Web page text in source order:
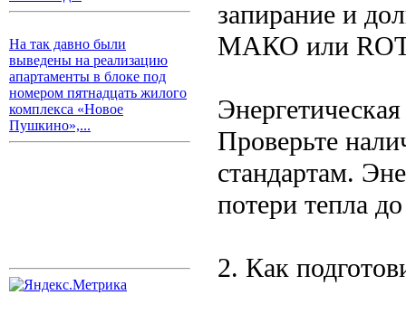
На так давно были
выведены на реализацию
апартаменты в блоке под
номером пятнадцать жилого
комплекса «Новое
Пушкино»,...
запирание и
МАКО или
Проверьте
стандартам.
потери тепла
2. Как